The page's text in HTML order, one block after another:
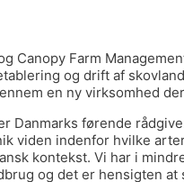
Canopy Farm
og drift af
en ny virksomhed
Danmarks førende
viden indenfor hvilke
kontekst. Vi har i
og det er hensigten